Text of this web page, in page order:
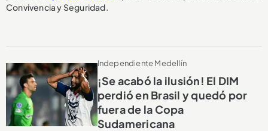
Convivencia y Seguridad.
Independiente Medellín
¡Se acabó la ilusión! El DIM
perdió en Brasil y quedó por
fuera de la Copa
Sudamericana